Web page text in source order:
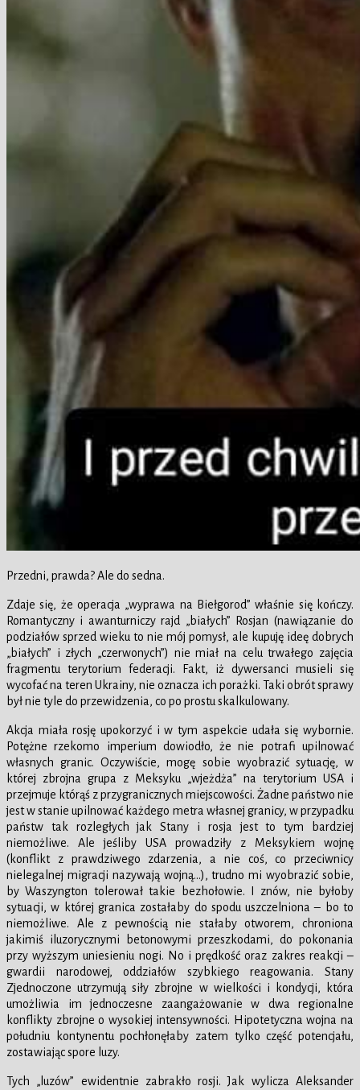
Przedni, prawda? Ale do sedna.
Zdaje się, że operacja „wyprawa na Biełgorod” właśnie się kończy.
Romantyczny i awanturniczy rajd „białych” Rosjan (nawiązanie do
podziałów sprzed wieku to nie mój pomysł, ale kupuję ideę dobrych
„białych” i złych „czerwonych”) nie miał na celu trwałego zajęcia
fragmentu terytorium federacji. Fakt, iż dywersanci musieli się
wycofać na teren Ukrainy, nie oznacza ich porażki. Taki obrót sprawy
był nie tyle do przewidzenia, co po prostu skalkulowany.
Akcja miała rosję upokorzyć i w tym aspekcie udała się wybornie.
Potężne rzekomo imperium dowiodło, że nie potrafi upilnować
własnych granic. Oczywiście, mogę sobie wyobrazić sytuację, w
której zbrojna grupa z Meksyku „wjeżdża” na terytorium USA i
przejmuje którąś z przygranicznych miejscowości. Żadne państwo nie
jest w stanie upilnować każdego metra własnej granicy, w przypadku
państw tak rozległych jak Stany i rosja jest to tym bardziej
niemożliwe. Ale jeśliby USA prowadziły z Meksykiem wojnę
(konflikt z prawdziwego zdarzenia, a nie coś, co przeciwnicy
nielegalnej migracji nazywają wojną…), trudno mi wyobrazić sobie,
by Waszyngton tolerował takie bezhołowie. I znów, nie byłoby
sytuacji, w której granica zostałaby do spodu uszczelniona – bo to
niemożliwe. Ale z pewnością nie stałaby otworem, chroniona
jakimiś iluzorycznymi betonowymi przeszkodami, do pokonania
przy wyższym uniesieniu nogi. No i prędkość oraz zakres reakcji –
gwardii narodowej, oddziałów szybkiego reagowania. Stany
Zjednoczone utrzymują siły zbrojne w wielkości i kondycji, która
umożliwia im jednoczesne zaangażowanie w dwa regionalne
konflikty zbrojne o wysokiej intensywności. Hipotetyczna wojna na
południu kontynentu pochłonęłaby zatem tylko część potencjału,
zostawiając spore luzy.
Tych „luzów” ewidentnie zabrakło rosji. Jak wylicza Aleksander